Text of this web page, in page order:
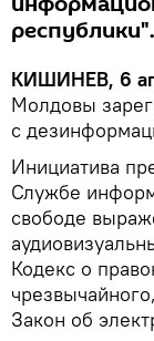
республики".
КИШИНЕВ, 6
Молдовы
с
Инициатива
Службе
свободе
Кодекс о
Закон об